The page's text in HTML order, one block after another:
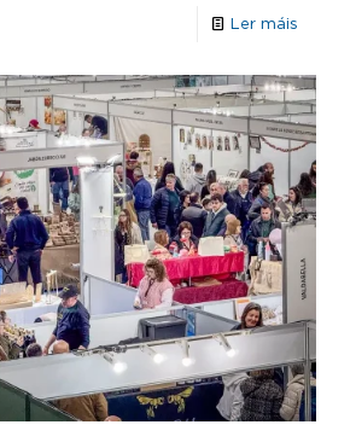
Ler máis